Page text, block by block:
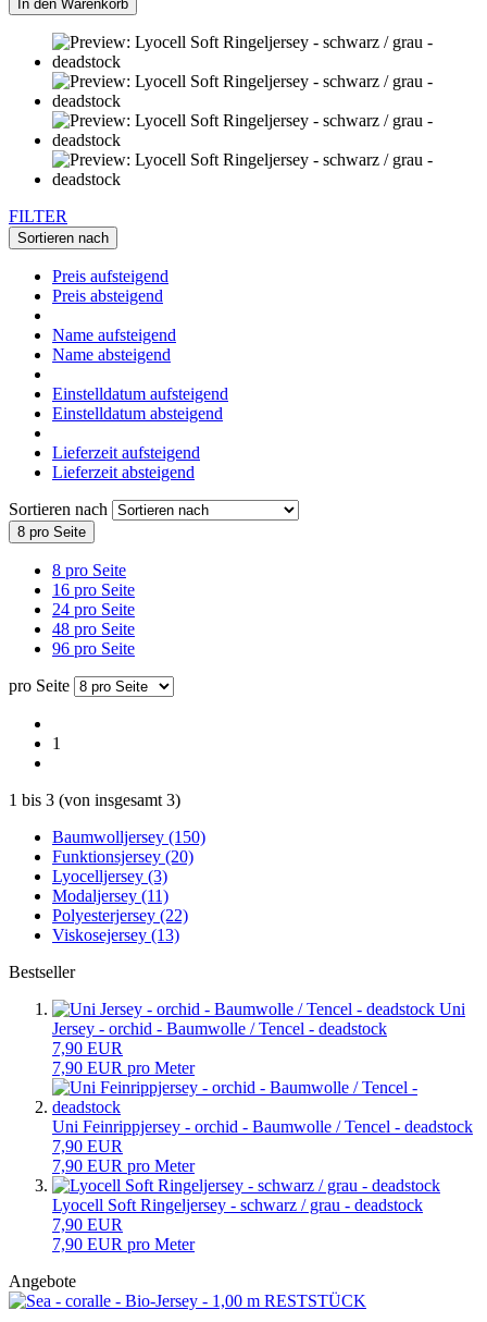
In den Warenkorb
FILTER
Sortieren nach
Preis aufsteigend
Preis absteigend
Name aufsteigend
Name absteigend
Einstelldatum aufsteigend
Einstelldatum absteigend
Lieferzeit aufsteigend
Lieferzeit absteigend
Sortieren nach
8 pro Seite
8 pro Seite
16 pro Seite
24 pro Seite
48 pro Seite
96 pro Seite
pro Seite
1
1 bis 3 (von insgesamt 3)
Baumwolljersey (150)
Funktionsjersey (20)
Lyocelljersey (3)
Modaljersey (11)
Polyesterjersey (22)
Viskosejersey (13)
Bestseller
Uni
Jersey - orchid - Baumwolle / Tencel - deadstock
7,90 EUR
7,90 EUR pro Meter
Uni Feinrippjersey - orchid - Baumwolle / Tencel - deadstock
7,90 EUR
7,90 EUR pro Meter
Lyocell Soft Ringeljersey - schwarz / grau - deadstock
7,90 EUR
7,90 EUR pro Meter
Angebote